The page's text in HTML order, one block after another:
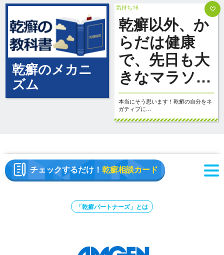
乾癬のメカニ
ズム
気持ち16
乾癬以外、か
らだは健康
で、先日も大
きなマラソ…
本当にそう思います！乾癬の自分をネ
ガティブに…
チェックするだけ！ 乾癬相談カード
「乾癬パートナーズ」とは